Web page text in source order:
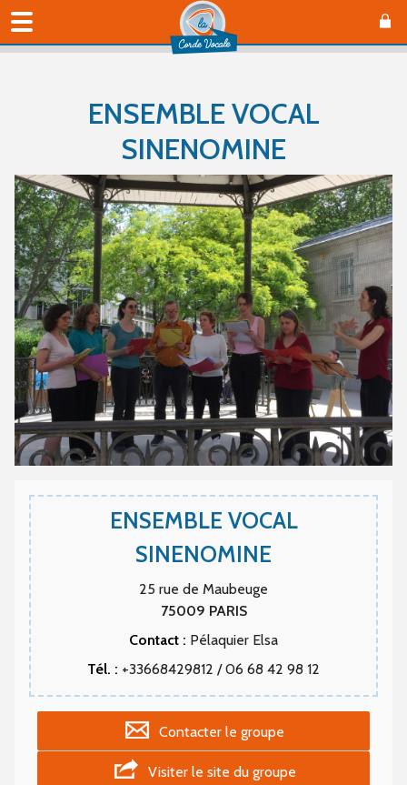
ENSEMBLE VOCAL
SINENOMINE
ENSEMBLE VOCAL
SINENOMINE
25 rue de Maubeuge
75009 PARIS
Contact : Pélaquier Elsa
Tél. : +33668429812 / 06 68 42 98 12
Contacter le groupe
Visiter le site du groupe